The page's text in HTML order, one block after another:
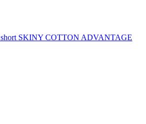
short SKINY COTTON ADVANTAGE